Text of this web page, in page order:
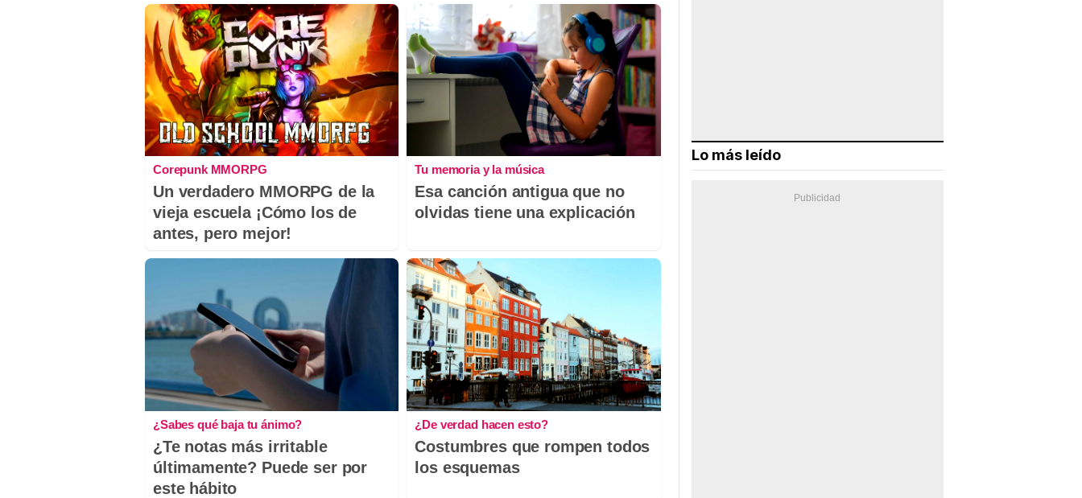
Corepunk MMORPG
Un verdadero MMORPG de la
vieja escuela ¡Cómo los de
antes, pero mejor!
Tu memoria y la música
Esa canción antigua que no
olvidas tiene una explicación
¿Sabes qué baja tu ánimo?
¿Te notas más irritable
últimamente? Puede ser por
este hábito
¿De verdad hacen esto?
Costumbres que rompen todos
los esquemas
Lo más leído